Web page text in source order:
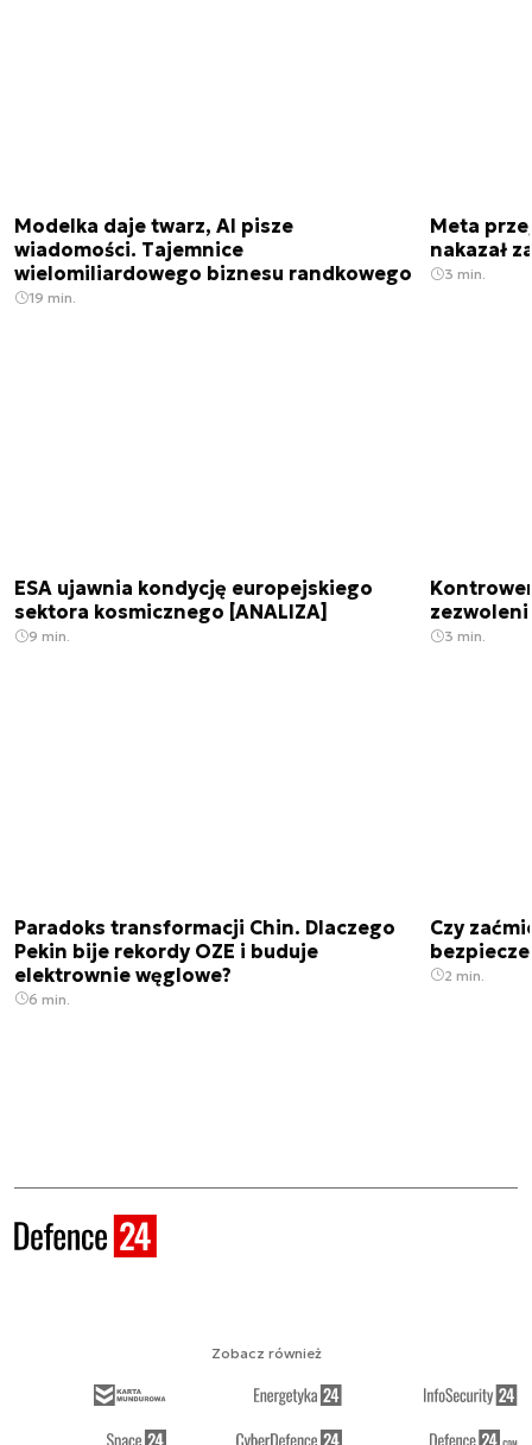
Modelka daje twarz, AI pisze
wiadomości. Tajemnice
wielomiliardowego biznesu randkowego
19 min.
Meta
nakazał
3 min.
ESA ujawnia kondycję europejskiego
sektora kosmicznego [ANALIZA]
9 min. 3 min.
Paradoks transformacji Chin. Dlaczego
Pekin bije rekordy OZE i buduje
elektrownie węglowe?
6 min.
Czy
2 min.
Zobacz również